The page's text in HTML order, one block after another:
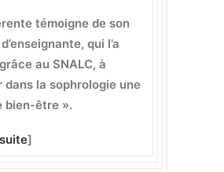
témoigne de son
qui l’a
au SNALC, à
dans la sophrologie une
bien-être ».
]